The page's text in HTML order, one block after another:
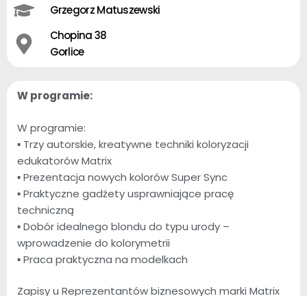
Grzegorz Matuszewski
Chopina 38
Gorlice
W programie:
W programie:
▪ Trzy autorskie, kreatywne techniki koloryzacji
edukatorów Matrix
▪ Prezentacja nowych kolorów Super Sync
▪ Praktyczne gadżety usprawniające pracę
techniczną
▪ Dobór idealnego blondu do typu urody –
wprowadzenie do kolorymetrii
▪ Praca praktyczna na modelkach
Zapisy u Reprezentantów biznesowych marki Matrix